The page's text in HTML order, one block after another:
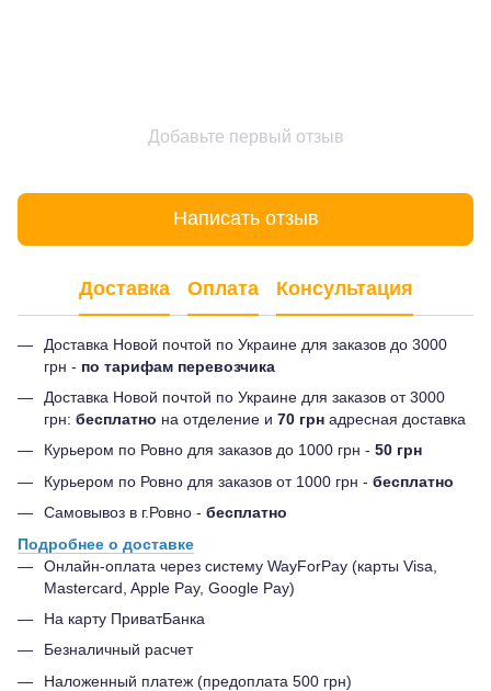
Добавьте первый отзыв
Написать отзыв
Доставка Оплата Консультация
Доставка Новой почтой по Украине для заказов до 3000
грн - по тарифам перевозчика
Доставка Новой почтой по Украине для заказов от 3000
грн: бесплатно на отделение и 70 грн адресная доставка
Курьером по Ровно для заказов до 1000 грн - 50 грн
Курьером по Ровно для заказов от 1000 грн - бесплатно
Самовывоз в г.Ровно - бесплатно
Подробнее о доставке
Онлайн-оплата через систему WayForPay (карты Visa,
Mastercard, Apple Pay, Google Pay)
На карту ПриватБанка
Безналичный расчет
Наложенный платеж (предоплата 500 грн)